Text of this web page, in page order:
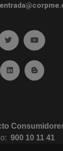
(abre en
Ir a twitter
Ir a
(abre en
Ir a Linkedin
Ir al
(abre en
900 10 11 41